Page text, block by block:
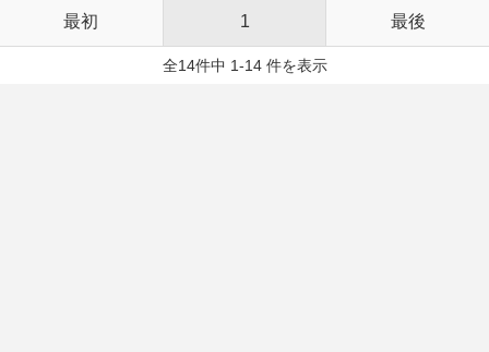
最初 1 最後
全14件中 1-14 件を表示